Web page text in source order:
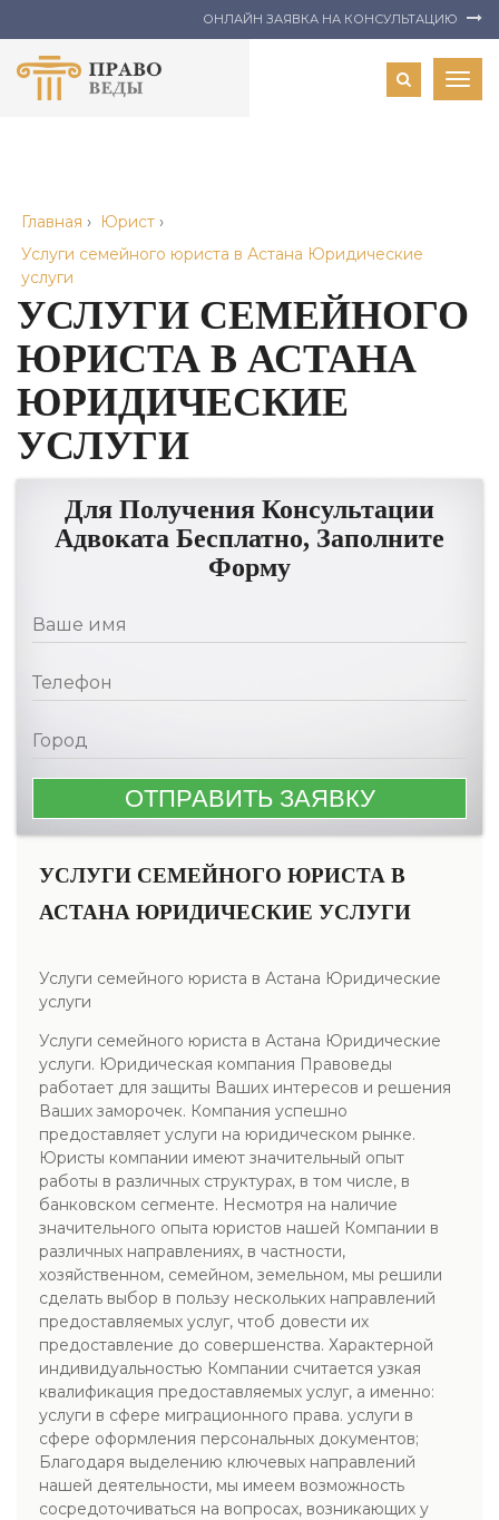
ОНЛАЙН ЗАЯВКА НА КОНСУЛЬТАЦИЮ
Главная › Юрист ›
Услуги семейного юриста в Астана Юридические
услуги
УСЛУГИ СЕМЕЙНОГО
ЮРИСТА В АСТАНА
ЮРИДИЧЕСКИЕ
УСЛУГИ
Для Получения Консультации
Адвоката Бесплатно, Заполните
Форму
УСЛУГИ СЕМЕЙНОГО ЮРИСТА В
АСТАНА ЮРИДИЧЕСКИЕ УСЛУГИ
Услуги семейного юриста в Астана Юридические
услуги
Услуги семейного юриста в Астана Юридические
услуги. Юридическая компания Правоведы
работает для защиты Ваших интересов и решения
Ваших заморочек. Компания успешно
предоставляет услуги на юридическом рынке.
Юристы компании имеют значительный опыт
работы в различных структурах, в том числе, в
банковском сегменте. Несмотря на наличие
значительного опыта юристов нашей Компании в
различных направлениях, в частности,
хозяйственном, семейном, земельном, мы решили
сделать выбор в пользу нескольких направлений
предоставляемых услуг, чтоб довести их
предоставление до совершенства. Характерной
индивидуальностью Компании считается узкая
квалификация предоставляемых услуг, а именно:
услуги в сфере миграционного права. услуги в
сфере оформления персональных документов;
Благодаря выделению ключевых направлений
нашей деятельности, мы имеем возможность
сосредоточиваться на вопросах, возникающих у